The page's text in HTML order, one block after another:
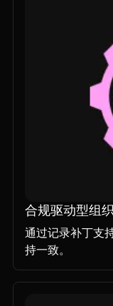
合规驱动型组织
通过记录补丁支
持一致。